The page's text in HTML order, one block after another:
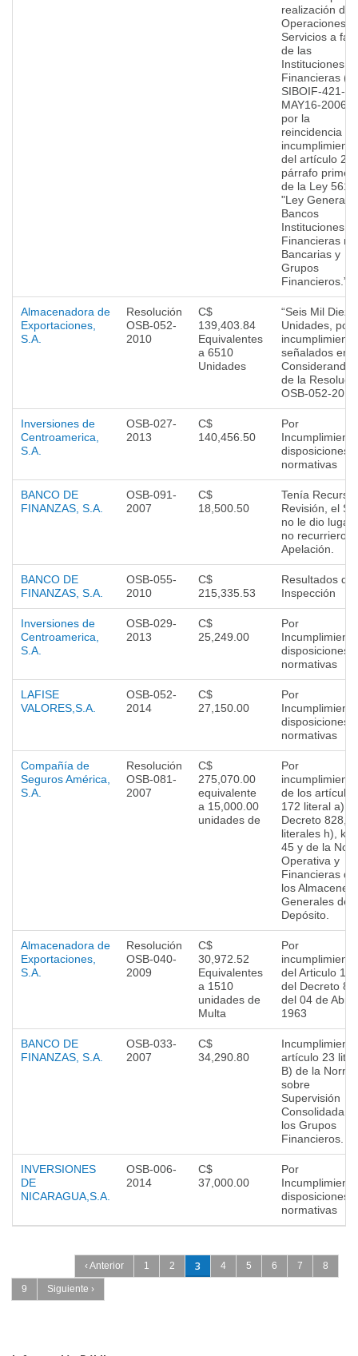
realización de
Operaciones o
Servicios a
de las
Instituciones
Financieras
SIBOIF-421-1-
MAY16-2006)
por la
reincidencia
incumplimiento
del artículo 27
párrafo
de la Ley 561
"Ley General
Bancos
Instituciones
Financieras no
Bancarias y
Grupos
Financieros.”
Almacenadora de
Exportaciones,
S.A.
Resolución
OSB-052-
2010
C$
139,403.84
Equivalentes
a 6510
Unidades
“Seis Mil Diez
Unidades, por
señalados en
Considerando
de la
OSB-052-
Inversiones de
Centroamerica,
S.A.
OSB-027-
2013
C$
140,456.50
Por
disposiciones
normativas
BANCO DE
FINANZAS, S.A.
OSB-091-
2007
C$
18,500.50
Tenía Recurso
Revisión, el
no le dio lugar,
no recurrieron
Apelación.
BANCO DE
FINANZAS, S.A.
OSB-055-
2010
C$
215,335.53
Resultados de
Inspección
Inversiones de
Centroamerica,
S.A.
OSB-029-
2013
C$
25,249.00
Por
disposiciones
normativas
LAFISE
VALORES,S.A.
OSB-052-
2014
C$
27,150.00
Por
disposiciones
normativas
Compañía de
Seguros América,
S.A.
Resolución
OSB-081-
2007
C$
275,070.00
equivalente
a 15,000.00
unidades de
Por
incumplimiento
de los artículos
172 literal a)
Decreto 828,
literales h), k9,
45 y de la
Operativa y
Financieras de
los Almacenes
Generales de
Depósito.
Almacenadora de
Exportaciones,
S.A.
Resolución
OSB-040-
2009
C$
30,972.52
Equivalentes
a 1510
unidades de
Multa
Por
incumplimiento
del Articulo 139
del Decreto
del 04 de Abril
1963
BANCO DE
FINANZAS, S.A.
OSB-033-
2007
C$
34,290.80
artículo 23
B) de la Norma
sobre
Supervisión
Consolidada
los Grupos
Financieros.
INVERSIONES
DE
NICARAGUA,S.A.
OSB-006-
2014
C$
37,000.00
Por
disposiciones
normativas
Páginas
‹ Anterior 1 2 3 4 5 6 7 8
9 Siguiente ›